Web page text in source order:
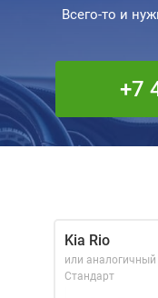
Всего-то и
+7
Kia Rio
или аналогичный
Стандарт